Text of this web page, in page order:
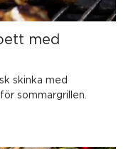
med
skinka med
sommargrillen.